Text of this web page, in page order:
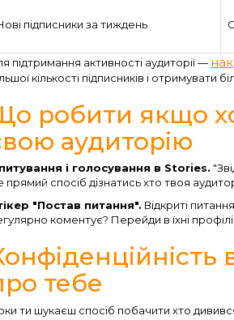
підписники за тиждень
підтримання активності аудиторії —
кількості підписників і отримувати
робити якщо
аудиторію
і голосування в Stories.
прямий спосіб дізнатись хто твоя
"Постав питання". Відкриті
коментує? Перейди в їхні
тебе
ти шукаєш спосіб побачити хто